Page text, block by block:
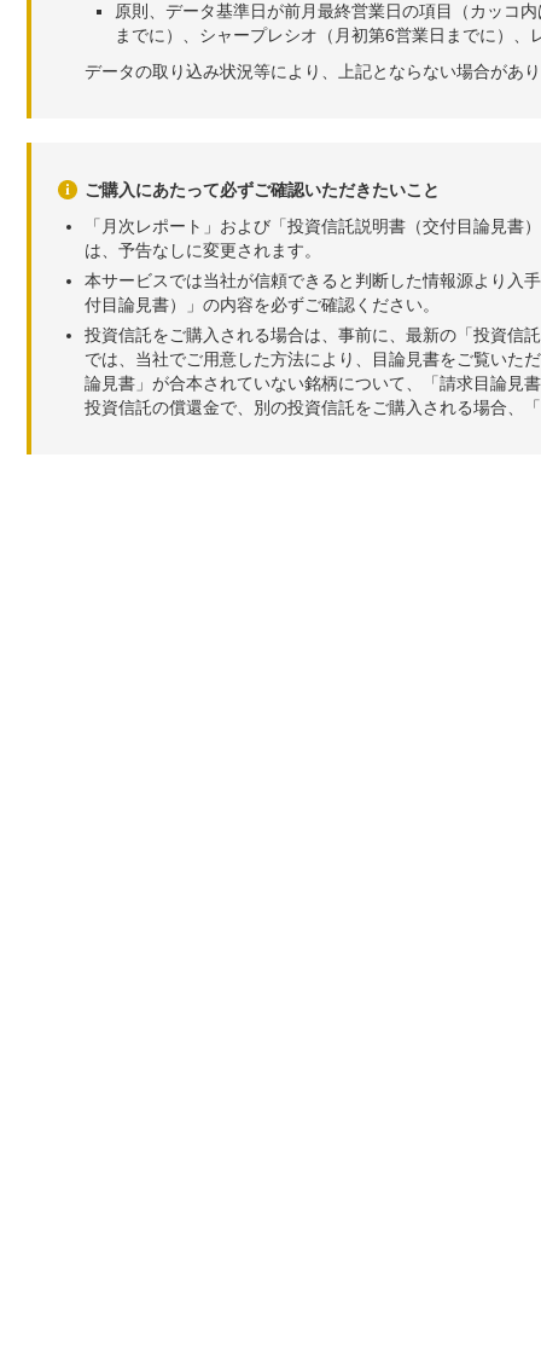
原則、データ基準日が前月最終営業日の項目（カッコ
までに）、シャープレシオ（月初第6営業日までに）
データの取り込み状況等により、上記とならない場合があ
ご購入にあたって必ずご確認いただきたいこと
「月次レポート」および「投資信託説明書（交付目論見
は、予告なしに変更されます。
本サービスでは当社が信頼できると判断した情報源より入
付目論見書）」の内容を必ずご確認ください。
投資信託をご購入される場合は、事前に、最新の「投資信
では、当社でご用意した方法により、目論見書をご覧いた
論見書」が合本されていない銘柄について、「請求目論見
投資信託の償還金で、別の投資信託をご購入される場合、